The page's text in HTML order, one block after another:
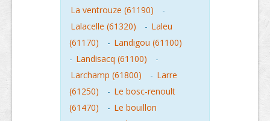
La ventrouze (61190)
-
Lalacelle (61320)
- Laleu
(61170)
- Landigou (61100)
- Landisacq (61100)
-
Larchamp (61800)
- Larre
(61250)
- Le bosc-renoult
(61470)
- Le bouillon